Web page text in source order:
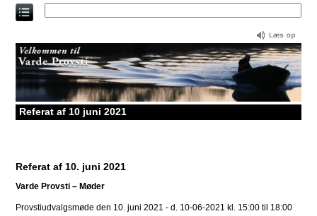
Direkte
til
Referat af 10 juni 2021
Referat af 10. juni 2021
Varde Provsti – Møder
Provstiudvalgsmøde den 10. juni 2021 - d. 10-06-2021 kl. 15:00 til 18:00